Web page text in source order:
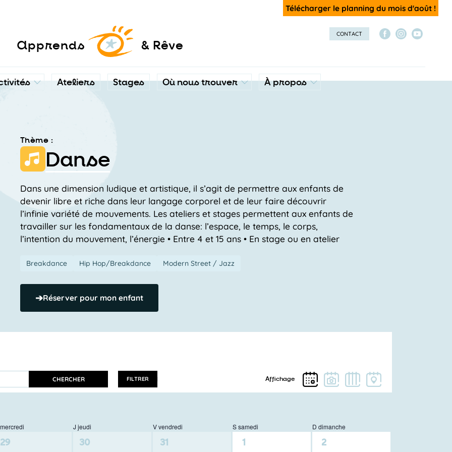
Télécharger le planning du mois d'août !
apprends & Rêve
Ateliers Stages Où nous trouver À propos
CONTACT
Thème :
Danse
Dans une dimension ludique et artistique, il s’agit de permettre aux enfants de
devenir libre et riche dans leur langage corporel et de leur faire découvrir
l’infinie variété de mouvements. Les ateliers et stages permettent aux enfants de
travailler sur les fondamentaux de la danse: l’espace, le temps, le corps,
l’intention du mouvement, l’énergie • Entre 4 et 15 ans • En stage ou en atelier
Breakdance Hip Hop/Breakdance Modern Street / Jazz
➔Réserver pour mon enfant
CHERCHER FILTRER
mercredi J jeudi Vvendredi Ssamedi D dimanche
0
29
0
30
0
31
0
1
0
2